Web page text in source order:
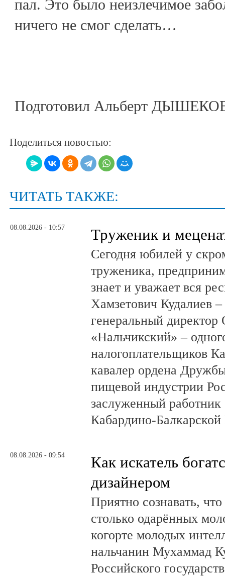
пал. Это было неизлечимое
ничего не смог сделать…
Подготовил Альберт
Поделиться новостью:
ЧИТАТЬ ТАКЖЕ:
08.08.2026 - 10:57 Труженик и
Сегодня юбилей у
труженика,
знает и уважает вся
Хамзетович Кудалиев
генеральный
«Нальчикский» –
налогоплательщиков
кавалер ордена
пищевой индустрии
заслуженный работник
Кабардино-
08.08.2026 - 09:54
Как искатель
дизайнером
Приятно сознавать,
столько одарённых
когорте молодых
нальчанин Мухаммад
Российского